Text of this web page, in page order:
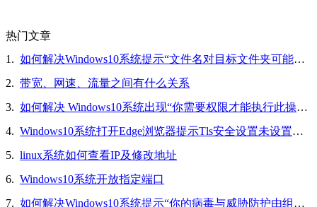
热门文章
1. 如何解决Windows10系统提示“文件名对目标文件夹可能太长，你可以缩短文件名”的问题
2. 带宽、网速、流量之间有什么关系
3. 如何解决 Windows10系统出现“你需要权限才能执行此操作”的问题
4. Windows10系统打开Edge浏览器提示Tls安全设置未设置为默认设置的解决方法
5. linux系统如何查看IP及修改地址
6. Windows10系统开放指定端口
7. 如何解决Windows10系统提示“你的病毒与威胁防护由组织提供”的问题